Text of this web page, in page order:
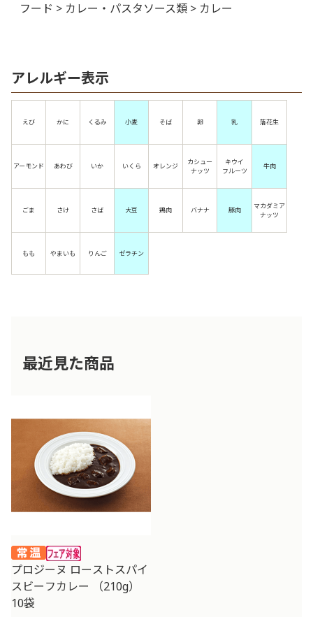
フード > カレー・パスタソース類 > カレー
アレルギー表示
えび かに くるみ 小麦 そば 卵 乳 落花生
アーモンド あわび いか いくら オレンジ
カシュー
ナッツ
キウイ
フルーツ
牛肉
ごま さけ さば 大豆 鶏肉 バナナ 豚肉
マカダミア
ナッツ
もも やまいも りんご ゼラチン
最近見た商品
プロジーヌ ローストスパイ
スビーフカレー （210g）
10袋